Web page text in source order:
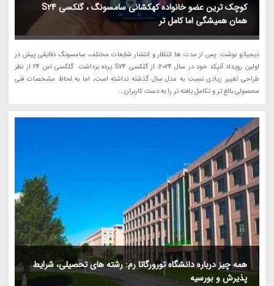
کوچک ترین عضو خانواده کهکشانی سامسونگ ، گلکسی S24
همان همیشگی اما کامل تر
دیجیاتو نوشت: پس از مدت ها انتظار و انتشار شایعات مختلف، سامسونگ دقایقی پیش در
اولین رویداد آنپکد خود در سال 2024، از گلکسی S24 پرده برداشت. گلکسی اس 24 از نظر
طراحی تغییر زیادی نسبت به مدل سال گذشته نداشته است، اما به لحاظ مشخصات فنی
محصولی بالغ تر و تکامل یافته تر را به دست کاربران...
همه چیز درباره دانشگاه تورورگاتا رم: رشته های تحصیلی، شرایط
پذیرش و بورسیه